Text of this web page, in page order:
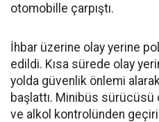
otomobille çarpıştı.
İhbar üzerine olay yerine
edildi. Kısa sürede olay
yolda güvenlik önlemi
başlattı. Minibüs
ve alkol kontrolünden